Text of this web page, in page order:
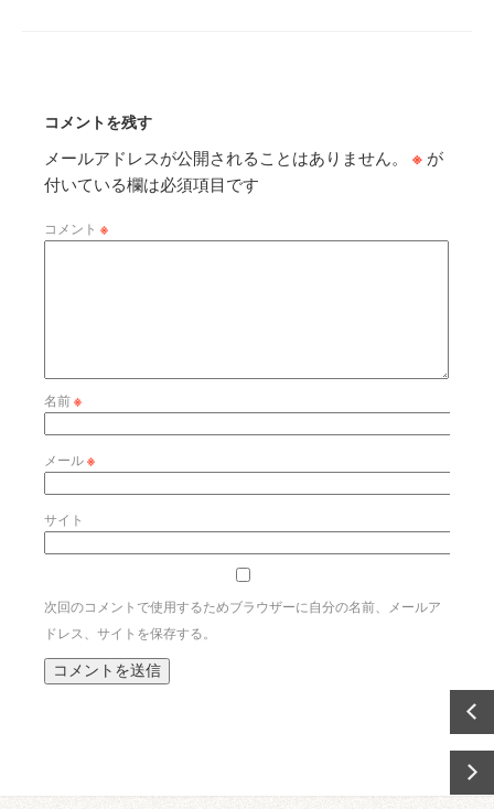
コメントを残す
メールアドレスが公開されることはありません。 ※ が
付いている欄は必須項目です
コメント ※
名前※
メール※
サイト
次回のコメントで使用するためブラウザーに自分の名前、メールア
ドレス、サイトを保存する。